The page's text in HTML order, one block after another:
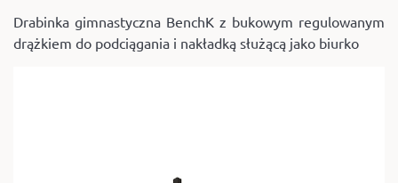
Drabinka gimnastyczna BenchK z bukowym regulowanym
drążkiem do podciągania i nakładką służącą jako biurko